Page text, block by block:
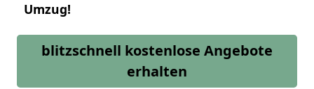
Umzug!
blitzschnell kostenlose Angebote
erhalten